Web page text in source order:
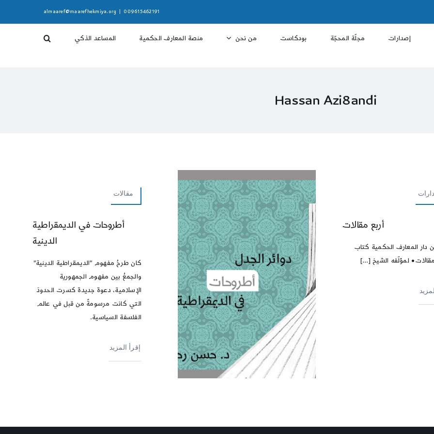
009615462191
almaaref@maarefhekmiya.org
إصدارات مجلّة المحجّة بودكاست من نحن منصة المعارف الحكمية المساعد الذكي
Hassan Azi8andi
أربع مقالات
دار المعارف الحكمية كتاب
مقالات• لمؤلّفه الشيخ [...]
مقالات
أطروحات في الديمقراطية
الدينية
كان طرحُ مفهوم "الديمقراطية الدينية"
والجمعُ بين مفهوم الجمهورية
الإسلامية، دعوة جديدة كسرت الحدودَ
التي كانت مرسومةً من قبل في عالم
الفلسفة السياسية.
إقرأ المزيد